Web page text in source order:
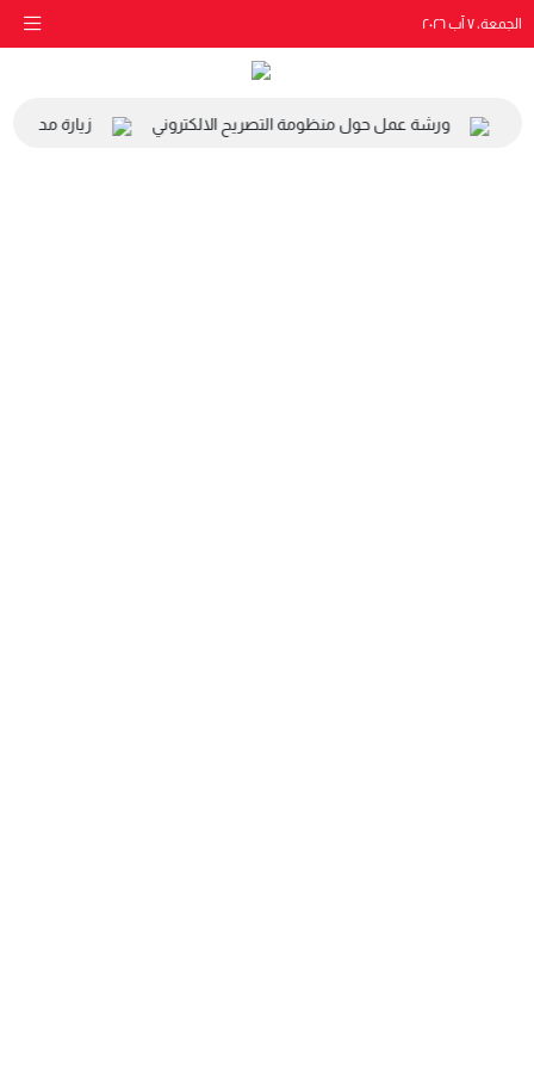
الجمعة، ٧ آب ٢٠٢٦
ورشة عمل حول منظومة التصريح الالكتروني زيارة مدرسة